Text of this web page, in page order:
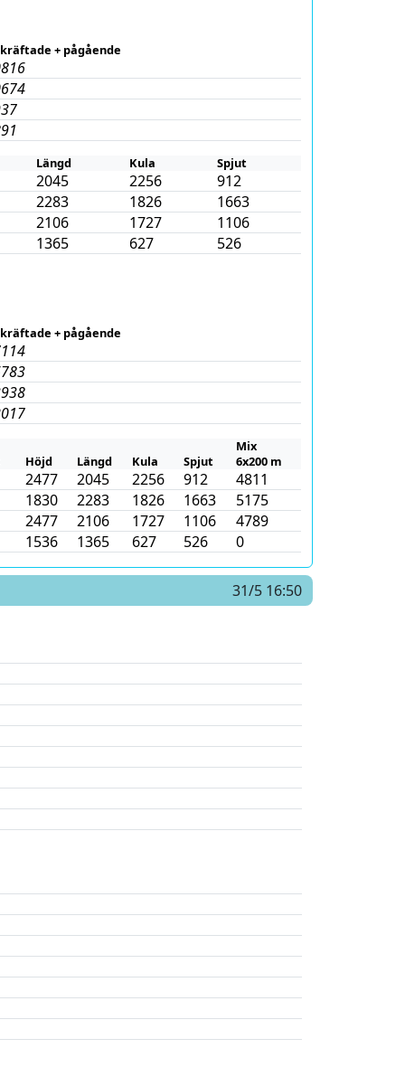
+ pågående
Längd Kula Spjut
2045 2256
912
2283 1826
1663
2106 1727
1106
1365 627 526
+ pågående
Mix
Höjd Längd Kula Spjut 6x200 m
2477 2045 2256 912
4811
1830 2283 1826 1663
5175
2477 2106 1727 1106
4789
1536 1365 627 526 0
31/5 16:50